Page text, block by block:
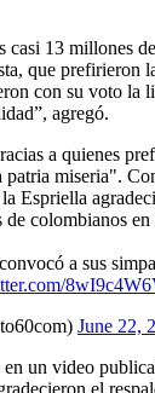
casi 13 millones
que prefirieron
con su voto la
agregó.
a quienes
miseria".
Espriella
colombianos en
a sus
June 22,
un video
el